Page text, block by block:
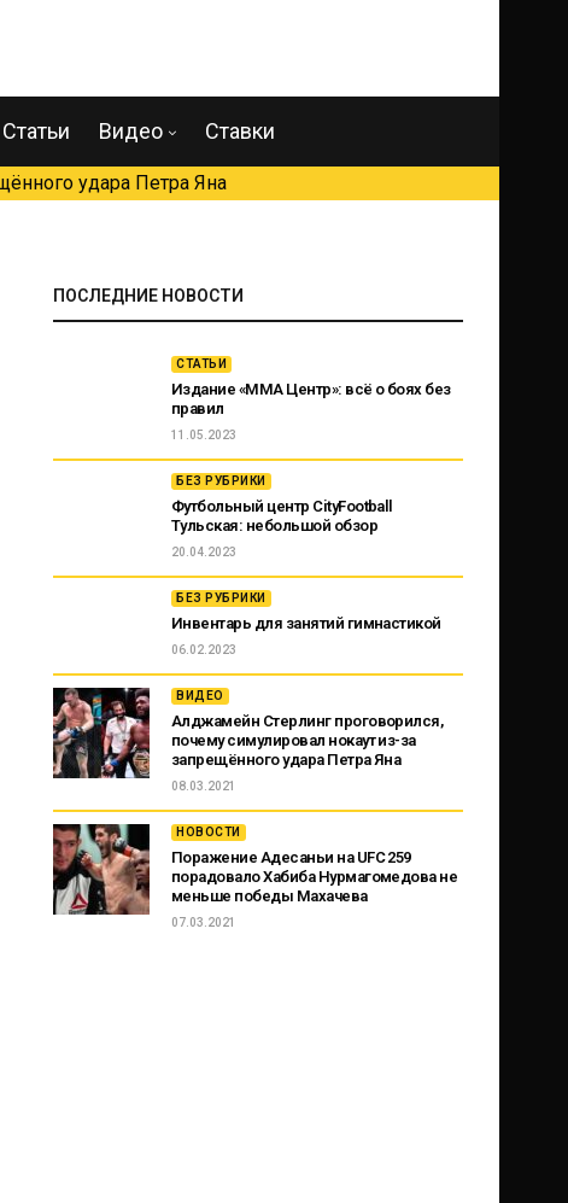
Статьи Видео Ставки
удара Петра Яна
ПОСЛЕДНИЕ НОВОСТИ
СТАТЬИ
Издание «ММА Центр»: всё о боях без
правил
11.05.2023
БЕЗ РУБРИКИ
Футбольный центр CityFootball
Тульская: небольшой обзор
20.04.2023
БЕЗ РУБРИКИ
Инвентарь для занятий гимнастикой
06.02.2023
ВИДЕО
Алджамейн Стерлинг проговорился,
почему симулировал нокаут из-за
запрещённого удара Петра Яна
08.03.2021
НОВОСТИ
Поражение Адесаньи на UFC 259
порадовало Хабиба Нурмагомедова не
меньше победы Махачева
07.03.2021